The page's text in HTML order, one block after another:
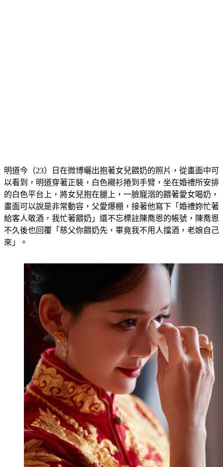
明道今（23）日在微博曬出抱著女兒餵奶的照片，從畫面中可
以看到，明道穿著正裝，白色襯衫捲到手臂，坐在婚禮所安排
的白色平台上，將女兒抱在腿上，一臉寵溺的餵著愛女喝奶，
畫面可以說是非常動容，父愛爆棚，接著他寫下「婚禮妳忙著
給客人敬酒，我忙著餵奶」還不忘標註陳喬恩的帳號，陳喬恩
不久後也回覆「慈父你餵奶先，畢竟我不用人擋酒，老娘自己
來」。